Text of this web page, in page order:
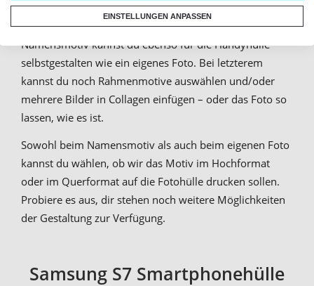
Deine Samsung Galaxy S7 Hülle selber gestalten kannst
du mit verschiedenen Gestaltungseffekten. Ein
Namensmotiv kannst du ebenso für die Handyhülle
selbstgestalten wie ein eigenes Foto. Bei letzterem
kannst du noch Rahmenmotive auswählen und/oder
mehrere Bilder in Collagen einfügen – oder das Foto so
lassen, wie es ist.
Sowohl beim Namensmotiv als auch beim eigenen Foto
kannst du wählen, ob wir das Motiv im Hochformat
oder im Querformat auf die Fotohülle drucken sollen.
Probiere es aus, dir stehen noch weitere Möglichkeiten
der Gestaltung zur Verfügung.
Samsung S7 Smartphonehülle
EINSTELLUNGEN ANPASSEN